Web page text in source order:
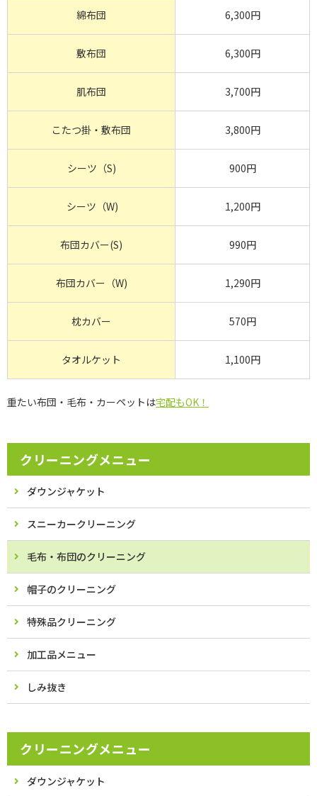
綿布団 6,300円
敷布団 6,300円
肌布団 3,700円
こたつ掛・敷布団 3,800円
シーツ（S) 900円
シーツ（W) 1,200円
布団カバー(S) 990円
布団カバー（W) 1,290円
枕カバー 570円
タオルケット 1,100円
重たい布団・毛布・カーペットは宅配もOK！
クリーニングメニュー
ダウンジャケット
スニーカークリーニング
毛布・布団のクリーニング
帽子のクリーニング
特殊品クリーニング
加工品メニュー
しみ抜き
クリーニングメニュー
ダウンジャケット